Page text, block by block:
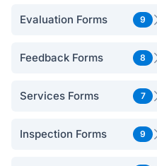
Evaluation Forms 9
Feedback Forms 8
Services Forms 7
Inspection Forms 9